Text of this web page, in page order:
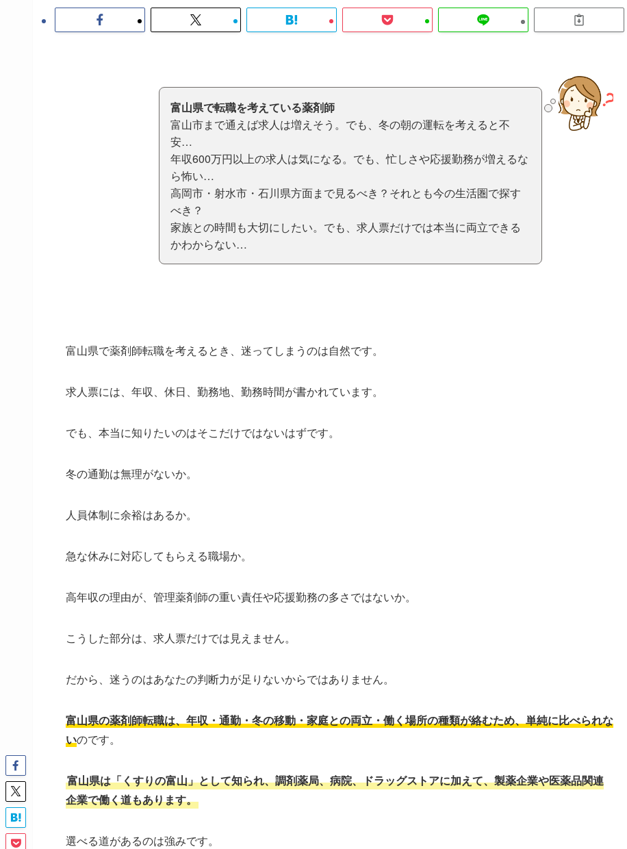
富山県で転職を考えている薬剤師
富山市まで通えば求人は増えそう。でも、冬の朝の運転を考えると不
安…
年収600万円以上の求人は気になる。でも、忙しさや応援勤務が増えるな
ら怖い…
高岡市・射水市・石川県方面まで見るべき？それとも今の生活圏で探す
べき？
家族との時間も大切にしたい。でも、求人票だけでは本当に両立できる
かわからない…
富山県で薬剤師転職を考えるとき、迷ってしまうのは自然です。
求人票には、年収、休日、勤務地、勤務時間が書かれています。
でも、本当に知りたいのはそこだけではないはずです。
冬の通勤は無理がないか。
人員体制に余裕はあるか。
急な休みに対応してもらえる職場か。
高年収の理由が、管理薬剤師の重い責任や応援勤務の多さではないか。
こうした部分は、求人票だけでは見えません。
だから、迷うのはあなたの判断力が足りないからではありません。
富山県の薬剤師転職は、年収・通勤・冬の移動・家庭との両立・働く場所の種類が絡むため、単純に比べられな
いのです。
富山県は「くすりの富山」として知られ、調剤薬局、病院、ドラッグストアに加えて、製薬企業や医薬品関連
企業で働く道もあります。
選べる道があるのは強みです。